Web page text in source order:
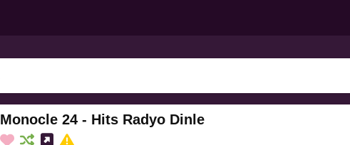
Monocle 24 - Hits Radyo Dinle